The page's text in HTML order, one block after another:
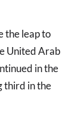
the leap to
United Arab
in the
third in the